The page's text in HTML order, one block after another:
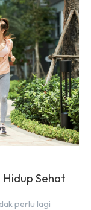
deretan
yang sangat […]
Sehat
perlu lagi